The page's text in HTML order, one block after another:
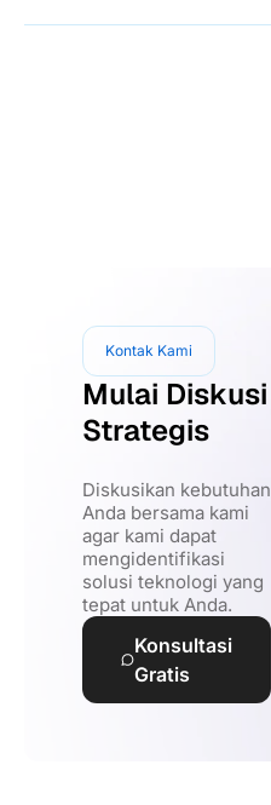
Kontak Kami
Mulai Diskusi
Strategis
Diskusikan kebutuhan
Anda bersama kami
agar kami dapat
mengidentifikasi
solusi teknologi yang
tepat untuk Anda.
Konsultasi
Gratis